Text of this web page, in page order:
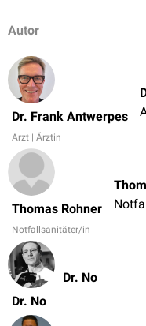
Autor
Dr. Frank Antwerpes
Arzt | Ärztin
Thomas Rohner
Notfallsanitäter/in
Dr. No
Dr. No